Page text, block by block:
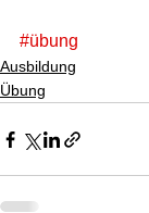
#übung
Ausbildung
Übung